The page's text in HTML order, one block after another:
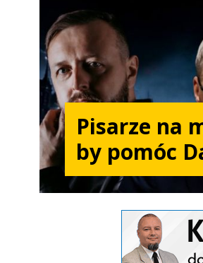
Pisarze na
by pomóc